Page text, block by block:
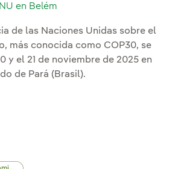
en Belém
de las Naciones Unidas sobre el
más conocida como COP30, se
y el 21 de noviembre de 2025 en
de Pará (Brasil).
en la conferencia sobre el
en la conferencia sobre
Iberdrola en la conferencia